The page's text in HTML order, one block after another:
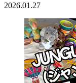
2026.01.27